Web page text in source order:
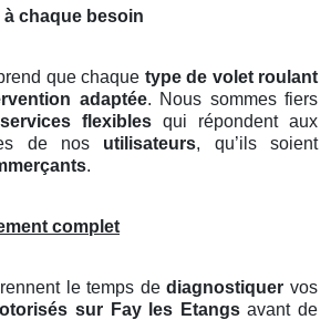
chaque besoin
que chaque type de volet roulant
adaptée. Nous sommes fiers
services flexibles qui répondent aux
de nos utilisateurs, qu’ils soient
.
complet
le temps dediagnostiquer vos
sur Fay les Etangsavant de